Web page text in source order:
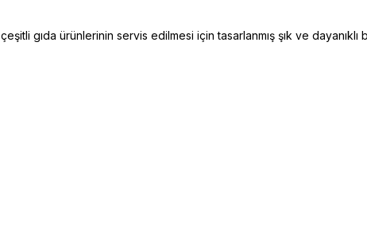
gıda ürünlerinin servis edilmesi için tasarlanmış şık ve